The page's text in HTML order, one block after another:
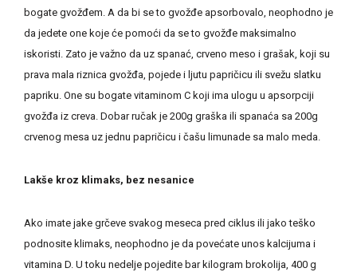
bogate gvožđem. A da bi se to gvožđe apsorbovalo, neophodno je
da jedete one koje će pomoći da se to gvožđe maksimalno
iskoristi. Zato je važno da uz spanać, crveno meso i grašak, koji su
prava mala riznica gvožđa, pojede i ljutu papričicu ili svežu slatku
papriku. One su bogate vitaminom C koji ima ulogu u apsorpciji
gvožđa iz creva. Dobar ručak je 200g graška ili spanaća sa 200g
crvenog mesa uz jednu papričicu i čašu limunade sa malo meda.
Lakše kroz klimaks, bez nesanice
Ako imate jake grčeve svakog meseca pred ciklus ili jako teško
podnosite klimaks, neophodno je da povećate unos kalcijuma i
vitamina D. U toku nedelje pojedite bar kilogram brokolija, 400 g